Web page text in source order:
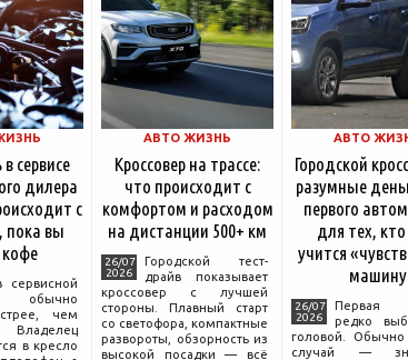
сервисе
дилера
с
вы
кофе
сервисной
обычно
чем
в кресло
АВТО ЖИЗНЬ
Кроссовер на трассе:
что происходит с
комфортом и расходом
на дистанции 500+ км
26/07
2026
Городской тест-
драйв показывает
кроссовер с лучшей
стороны. Плавный старт
со светофора, компактные
развороты, обзорность из
высокой посадки — всё
АВТО
Городской
разумные
первого
для тех,
учится
машину
26/07
2026
Первая
редко
головой.
случай —